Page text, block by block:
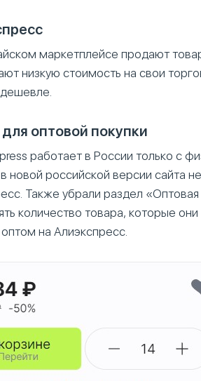
маркетплейсе продают
низкую стоимость на свои
оптовой покупки
работает в России только с
новой российской версии сайта
Также убрали раздел
количество товара, которые
на Алиэкспресс.